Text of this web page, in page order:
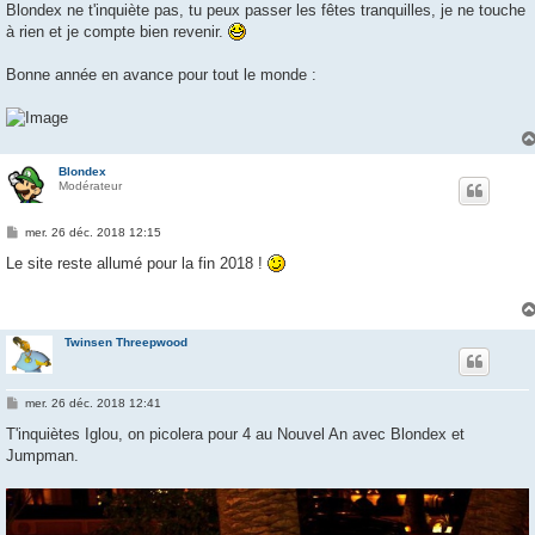
Blondex ne t'inquiète pas, tu peux passer les fêtes tranquilles, je ne touche
à rien et je compte bien revenir.
Bonne année en avance pour tout le monde :
Blondex
Modérateur
M
s
mer. 26 déc. 2018 12:15
Le site reste allumé pour la fin 2018 !
Twinsen Threepwood
M
s
a
e
mer. 26 déc. 2018 12:41
T'inquiètes Iglou, on picolera pour 4 au Nouvel An avec Blondex et
Jumpman.